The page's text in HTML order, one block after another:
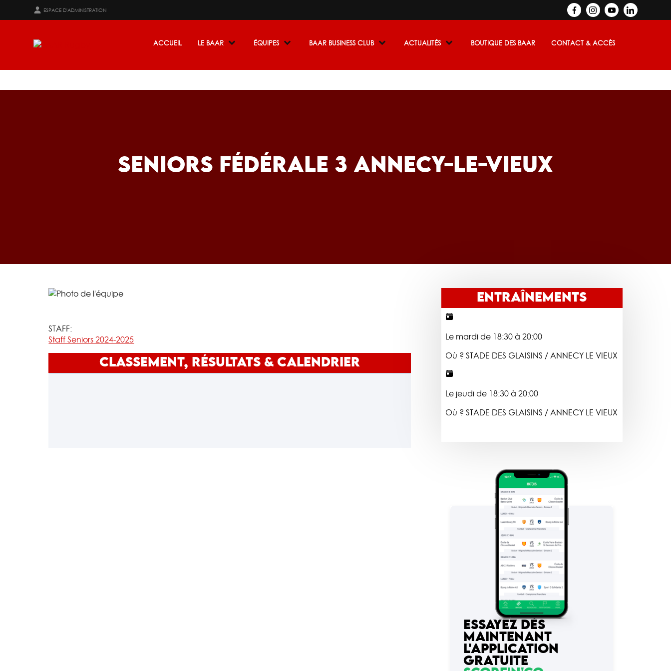
ESPACE D'ADMINISTRATION
ACCUEIL LE BAAR ÉQUIPES BAAR BUSINESS CLUB ACTUALITÉS BOUTIQUE DES BAAR CONTACT & ACCÈS
SENIORS FÉDÉRALE 3 ANNECY-LE-VIEUX
STAFF:
Staff Seniors 2024-2025
CLASSEMENT, RÉSULTATS & CALENDRIER
ENTRAÎNEMENTS
Le mardi de 18:30 à 20:00
Où ? STADE DES GLAISINS / ANNECY LE VIEUX
Le jeudi de 18:30 à 20:00
Où ? STADE DES GLAISINS / ANNECY LE VIEUX
ESSAYEZ DÈS
MAINTENANT
L'APPLICATION
GRATUITE